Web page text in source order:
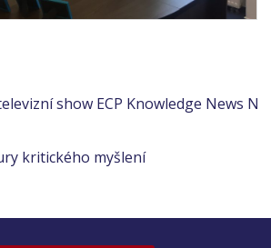
kritického myšlení
show ECP Knowledge News